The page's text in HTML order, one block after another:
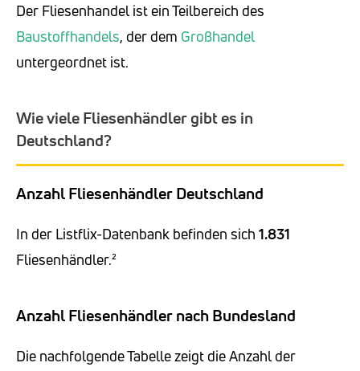
Der Fliesenhandel ist ein Teilbereich des
Baustoffhandels, der dem Großhandel
untergeordnet ist.
Wie viele Fliesenhändler gibt es in
Deutschland?
Anzahl Fliesenhändler Deutschland
In der Listflix-Datenbank befinden sich 1.831
Fliesenhändler.²
Anzahl Fliesenhändler nach Bundesland
Die nachfolgende Tabelle zeigt die Anzahl der